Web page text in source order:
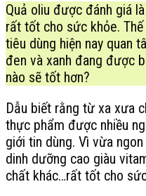
Quả oliu được đánh giá
rất tốt cho sức khỏe.
tiêu dùng hiện nay quan
đen và xanh đang được
nào sẽ tốt hơn?
Dẫu biết rằng từ xa xưa
thực phẩm được nhiều
giới tin dùng. Vì vừa
dinh dưỡng cao giàu
chất khác…rất tốt cho